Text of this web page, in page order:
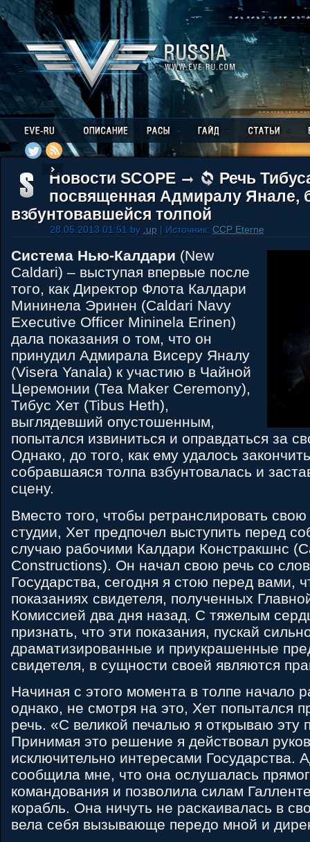
Новости SCOPE
Речь
посвященная Адмиралу Янале,
взбунтовавшейся толпой
28.05.2013 01:51 by .up | Источник: CCP Eterne
Система Нью-Калдари (New
Caldari) – выступая впервые после
того, как Директор Флота Калдари
Мининела Эринен (Caldari Navy
Executive Officer Mininela Erinen)
дала показания о том, что он
принудил Адмирала Висеру Яналу
(Visera Yanala) к участию в Чайной
Церемонии (Tea Maker Ceremony),
Тибус Хет (Tibus Heth),
выглядевший опустошенным,
попытался извиниться и оправдаться за
Однако, до того, как ему удалось
собравшаяся толпа взбунтовалась и
сцену.
Вместо того, чтобы ретранслировать
студии, Хет предпочел выступить перед
случаю рабочими Калдари Констракшнс
Constructions). Он начал свою речь со
Государства, сегодня я стою перед вами,
показаниях свидетеля, полученных
Комиссией два дня назад. С тяжелым
признать, что эти показания, пускай
драматизированные и приукрашенные
свидетеля, в сущности своей являются
Начиная с этого момента в толпе начало
однако, не смотря на это, Хет попытался
речь. «С великой печалью я открываю эту
Принимая это решение я действовал
исключительно интересами Государства.
сообщила мне, что она ослушалась
командования и позволила силам
корабль. Она ничуть не раскаивалась в
вела себя вызывающе передо мной и